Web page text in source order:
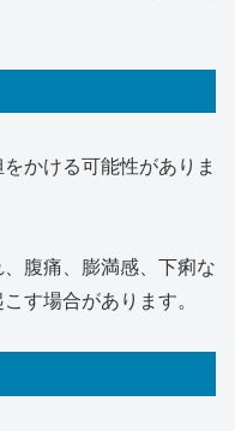
かける可能性がありま
腹痛、膨満感、下痢な
す場合があります。